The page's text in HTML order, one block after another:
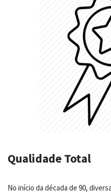
Qualidade Total
No início da década de 90,